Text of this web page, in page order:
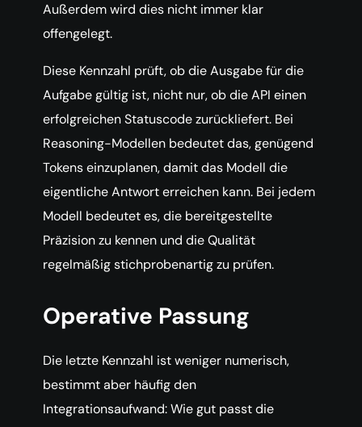
Außerdem wird dies nicht immer klar
offengelegt.
Diese Kennzahl prüft, ob die Ausgabe für die
Aufgabe gültig ist, nicht nur, ob die API einen
erfolgreichen Statuscode zurückliefert. Bei
Reasoning-Modellen bedeutet das, genügend
Tokens einzuplanen, damit das Modell die
eigentliche Antwort erreichen kann. Bei jedem
Modell bedeutet es, die bereitgestellte
Präzision zu kennen und die Qualität
regelmäßig stichprobenartig zu prüfen.
Operative Passung
Die letzte Kennzahl ist weniger numerisch,
bestimmt aber häufig den
Integrationsaufwand: Wie gut passt die